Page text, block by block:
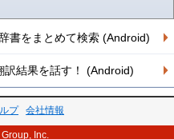
書をまとめて検索 (Android)
結果を話す！ (Android)
プ 会社情報
Inc.